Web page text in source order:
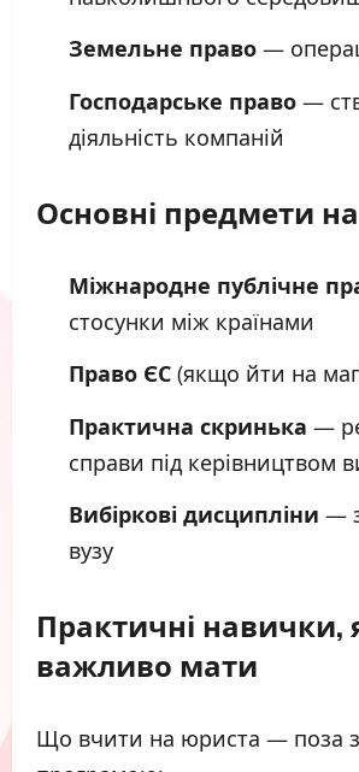
Земельне право —
Господарське право —
діяльність компаній
Основні предмети на
Міжнародне публічне
стосунки між країнами
Право ЄС (якщо йти на
Практична скринька —
справи під керівництвом
Вибіркові дисципліни —
вузу
Практичні навички,
важливо мати
Що вчити на юриста — поза